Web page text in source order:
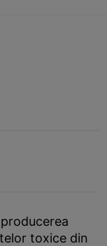
toxice din